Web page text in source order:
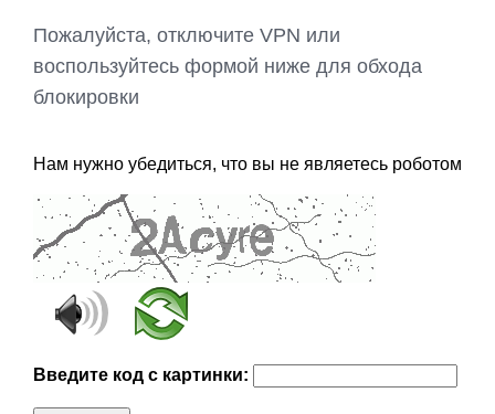
Пожалуйста, отключите VPN или
воспользуйтесь формой ниже для обхода
блокировки
Нам нужно убедиться, что вы не являетесь роботом
Введите код с картинки: